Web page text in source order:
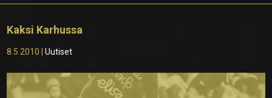
Kaksi Karhussa
8.5.2010 |Uutiset